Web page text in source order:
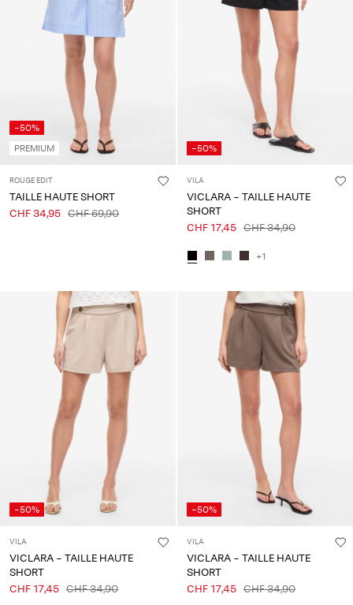
-50%
PREMIUM
ROUGE EDIT
TAILLE HAUTE SHORT
CHF 34,95 CHF 69,90
-50%
VILA
VICLARA - TAILLE HAUTE
SHORT
CHF 17,45 CHF 34,90
+1
-50%
VILA
VICLARA - TAILLE HAUTE
SHORT
CHF 17,45 CHF 34,90
-50%
VILA
VICLARA - TAILLE HAUTE
SHORT
CHF 17,45 CHF 34,90